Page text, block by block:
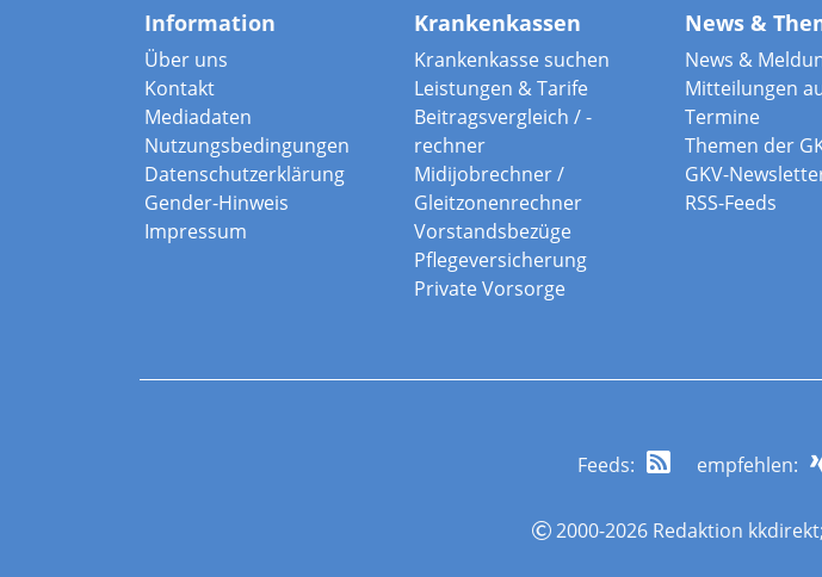
Information
Über uns
Kontakt
Mediadaten
Nutzungsbedingungen
Datenschutzerklärung
Gender-Hinweis
Impressum
Krankenkassen
Krankenkasse suchen
Leistungen & Tarife
Beitragsvergleich / -
rechner
Midijobrechner /
Gleitzonenrechner
Vorstandsbezüge
Pflegeversicherung
Private Vorsorge
News &
News &
Mitteilungen
Termine
Themen der
GKV-
RSS-Feeds
Feeds: empfehlen:
2000-2026 Redaktion